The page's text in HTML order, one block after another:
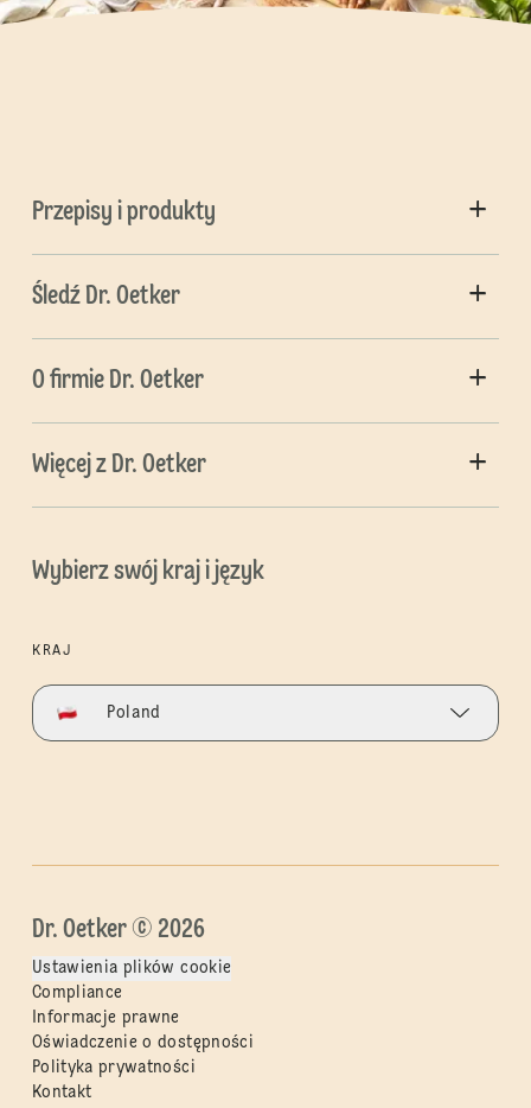
Przepisy i produkty
Śledź Dr. Oetker
O firmie Dr. Oetker
Więcej z Dr. Oetker
Wybierz swój kraj i język
KRAJ
Poland
Dr. Oetker © 2026
Ustawienia plików cookie
Compliance
Informacje prawne
Oświadczenie o dostępności
Polityka prywatności
Kontakt